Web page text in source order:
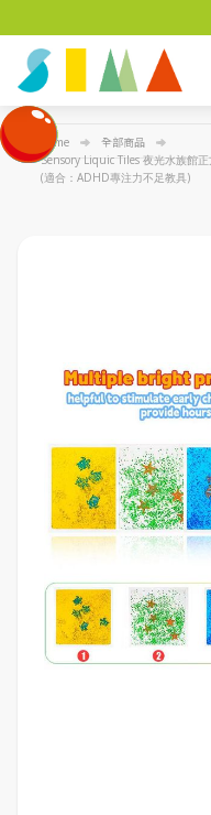
Home 全部商品
Sensory Liquic Tiles 夜光水族館
(適合：ADHD專注力不足教具)